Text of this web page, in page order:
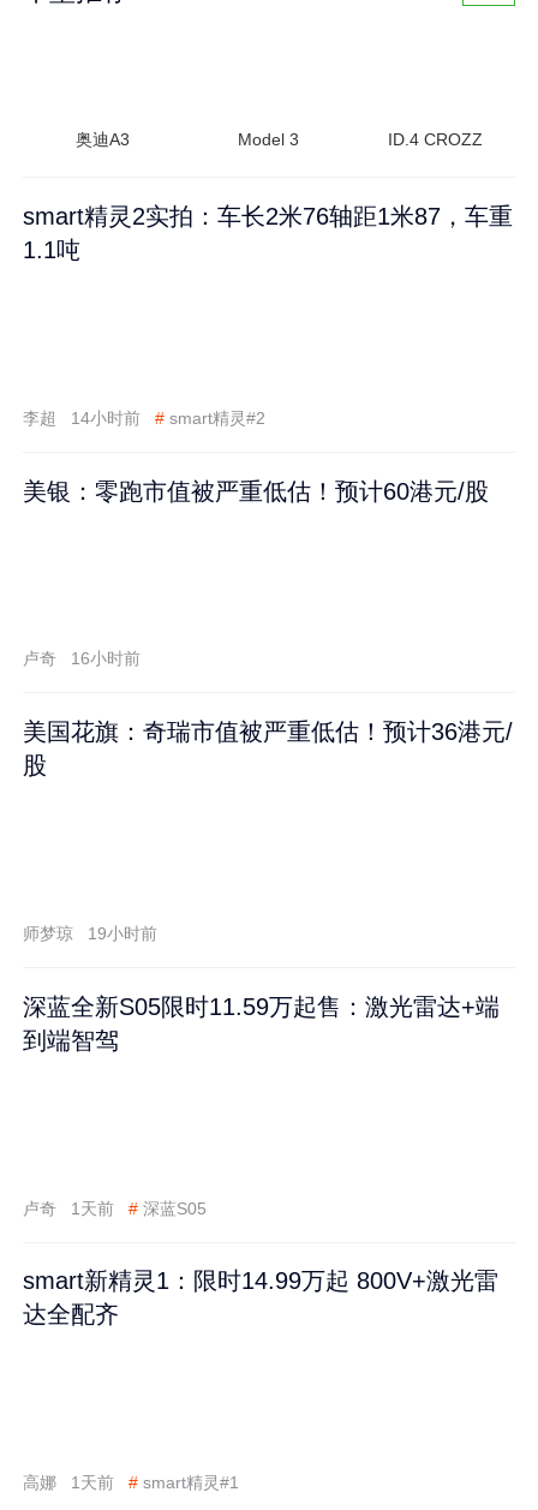
奥迪A3 Model 3 ID.4 CROZZ
smart精灵2实拍：车长2米76轴距1米87，车重
1.1吨
李超 14小时前 # smart精灵#2
美银：零跑市值被严重低估！预计60港元/股
卢奇 16小时前
美国花旗：奇瑞市值被严重低估！预计36港元/
股
师梦琼 19小时前
深蓝全新S05限时11.59万起售：激光雷达+端
到端智驾
卢奇 1天前 # 深蓝S05
smart新精灵1：限时14.99万起 800V+激光雷
达全配齐
高娜 1天前 # smart精灵#1